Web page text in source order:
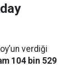
verdiği
104 bin 529